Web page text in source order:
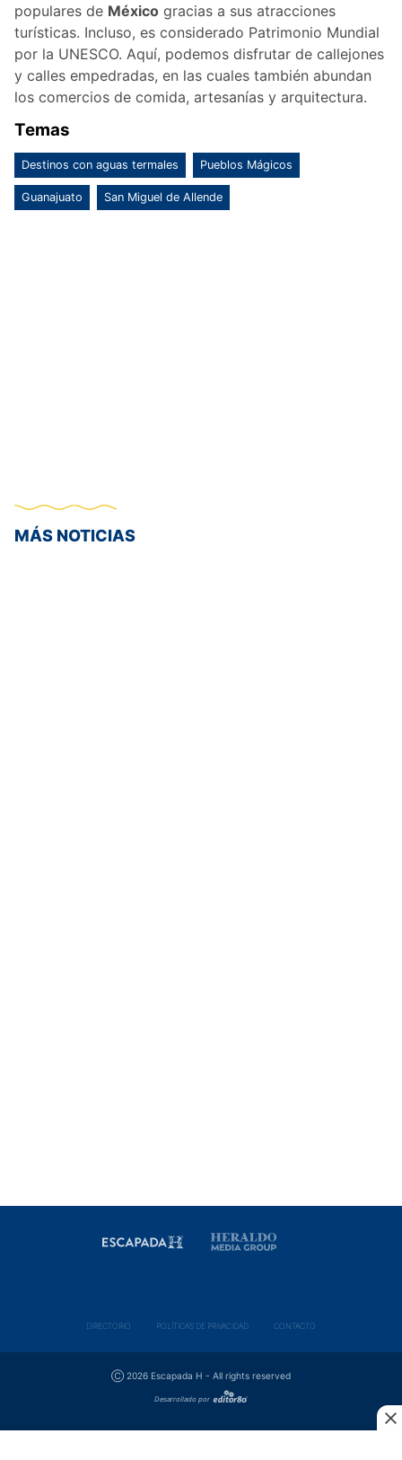
populares de México gracias a sus atracciones
turísticas. Incluso, es considerado Patrimonio Mundial
por la UNESCO. Aquí, podemos disfrutar de callejones
y calles empedradas, en las cuales también abundan
los comercios de comida, artesanías y arquitectura.
Temas
Destinos con aguas termales Pueblos Mágicos
Guanajuato San Miguel de Allende
MÁS NOTICIAS
DIRECTORIO POLÍ­TICAS DE PRIVACIDAD CONTACTO
Ⓒ 2026 Escapada H - All rights reserved
Desarrollado por